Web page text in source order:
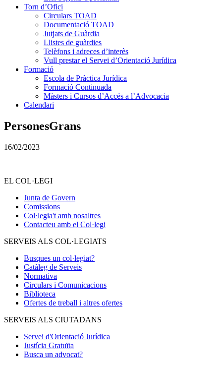
Torn d’Ofici
Circulars TOAD
Documentació TOAD
Jutjats de Guàrdia
Llistes de guàrdies
Telèfons i adreces d’interès
Vull prestar el Servei d’Orientació Jurídica
Formació
Escola de Pràctica Jurídica
Formació Continuada
Màsters i Cursos d’Accés a l’Advocacia
Calendari
PersonesGrans
16/02/2023
EL COL·LEGI
Junta de Govern
Comissions
Col·legia't amb nosaltres
Contacteu amb el Col·legi
SERVEIS ALS COL·LEGIATS
Busques un col·legiat?
Catàleg de Serveis
Normativa
Circulars i Comunicacions
Biblioteca
Ofertes de treball i altres ofertes
SERVEIS ALS CIUTADANS
Servei d'Orientació Jurídica
Justícia Gratuïta
Busca un advocat?